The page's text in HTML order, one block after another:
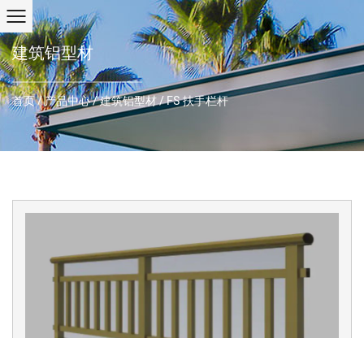
建筑铝型材
首页/产品中心/建筑铝型材/FS 扶手栏杆